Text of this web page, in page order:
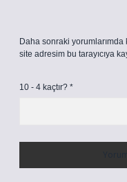
Daha sonraki yorumlarımda
site adresim bu tarayıcıya
10 - 4 kaçtır? *